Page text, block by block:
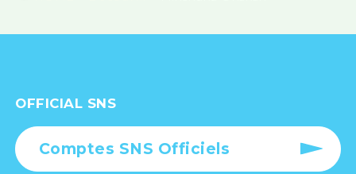
OFFICIAL SNS
Comptes SNS Officiels